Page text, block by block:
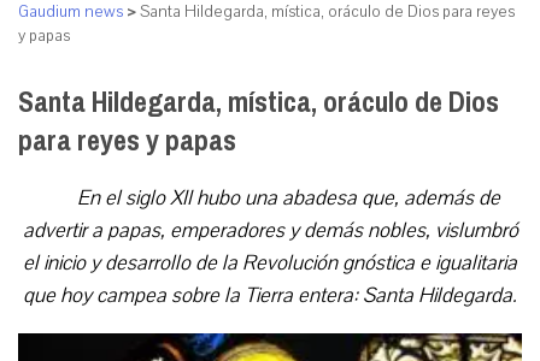
Gaudium news >Santa Hildegarda, mística, oráculo de Dios para reyes
y papas
Santa Hildegarda, mística, oráculo de Dios
para reyes y papas
En el siglo XII hubo una abadesa que, además de
advertir a papas, emperadores y demás nobles, vislumbró
el inicio y desarrollo de la Revolución gnóstica e igualitaria
que hoy campea sobre la Tierra entera: Santa Hildegarda.